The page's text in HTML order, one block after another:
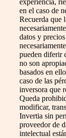
en el caso de
Recuerda que
datos y
pueden diferir
no son
basados en
caso de las
inversora que
Queda
modificar,
Invertia sin
proveedor de
intelectual